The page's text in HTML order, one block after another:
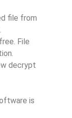
file from
File
decrypt
is